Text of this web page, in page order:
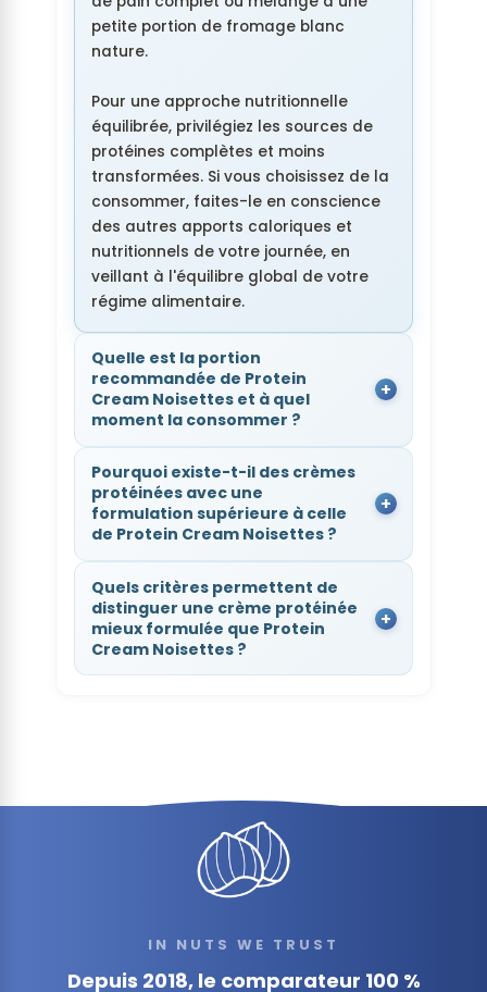
petite portion de fromage blanc
nature.
Pour une approche nutritionnelle
équilibrée, privilégiez les sources de
protéines complètes et moins
transformées. Si vous choisissez de la
consommer, faites-le en conscience
des autres apports caloriques et
nutritionnels de votre journée, en
veillant à l'équilibre global de votre
régime alimentaire.
Quelle est la portion
recommandée de Protein
Cream Noisettes et à quel
moment la consommer ?
Pourquoi existe-t-il des crèmes
protéinées avec une
formulation supérieure à celle
de Protein Cream Noisettes ?
Quels critères permettent de
distinguer une crème protéinée
mieux formulée que Protein
Cream Noisettes ?
IN NUTS WE TRUST
Depuis 2018, le comparateur 100 %